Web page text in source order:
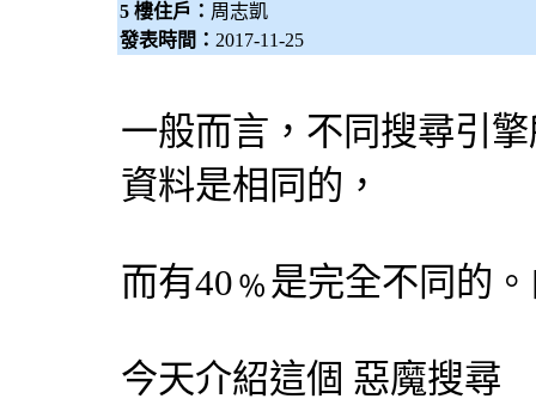
5 樓住戶： 周志凱
發表時間： 2017-11-25
一般而言，不同 搜尋引擎
資料是相同的，
而有40﹪是完全不同的
今天介紹這個 惡魔搜尋